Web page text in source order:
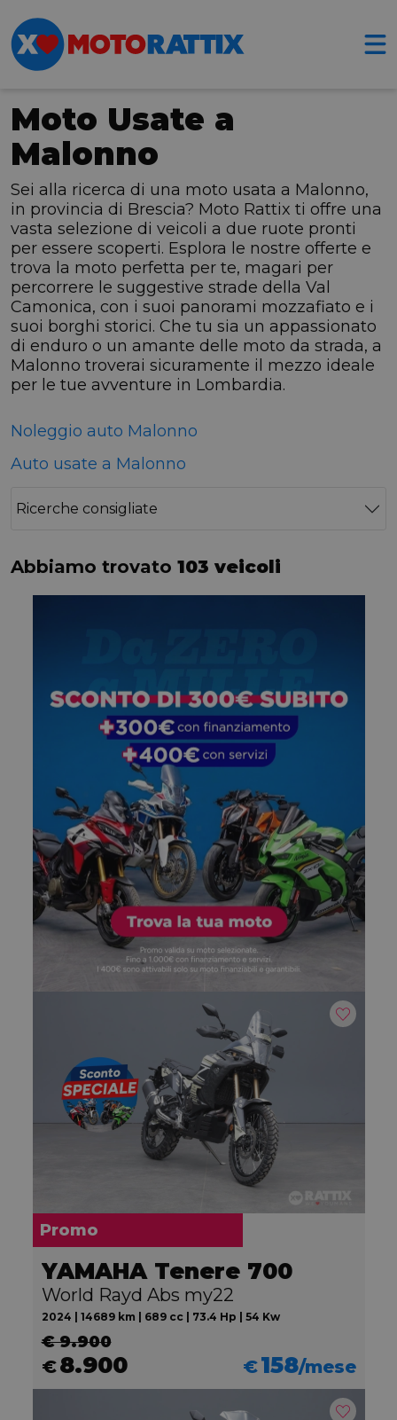
Moto Usate a
Malonno
Sei alla ricerca di una moto usata a Malonno,
in provincia di Brescia? Moto Rattix ti offre una
vasta selezione di veicoli a due ruote pronti
per essere scoperti. Esplora le nostre offerte e
trova la moto perfetta per te, magari per
percorrere le suggestive strade della Val
Camonica, con i suoi panorami mozzafiato e i
suoi borghi storici. Che tu sia un appassionato
di enduro o un amante delle moto da strada, a
Malonno troverai sicuramente il mezzo ideale
per le tue avventure in Lombardia.
Noleggio auto Malonno
Auto usate a Malonno
Ricerche consigliate
Abbiamo trovato 103 veicoli
Promo
YAMAHA Tenere 700
World Rayd Abs my22
2024 | 14689 km | 689 cc | 73.4 Hp | 54 Kw
€ 9.900
€8.900 €158/mese